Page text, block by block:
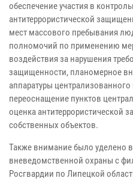
обеспечение участия в
антитеррористической
мест массового пребывания
полномочий по применению
воздействия за нарушения
защищенности, планомерное
аппаратуры
переоснащение пунктов
оценка антитеррористической
собственных объектов.
Также внимание было уделено
вневедомственной охраны с
Росгвардии по Липецкой